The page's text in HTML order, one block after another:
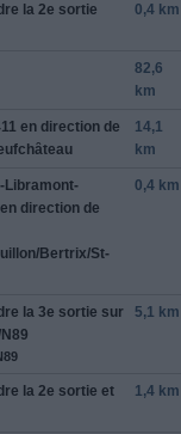
la 2e sortie
0,4 km
82,6
km
en direction de
14,1
km
Libramont-
en direction de
/Bertrix/St-
0,4 km
la 3e sortie sur
N89
5,1 km
la 2e sortie et
1,4 km